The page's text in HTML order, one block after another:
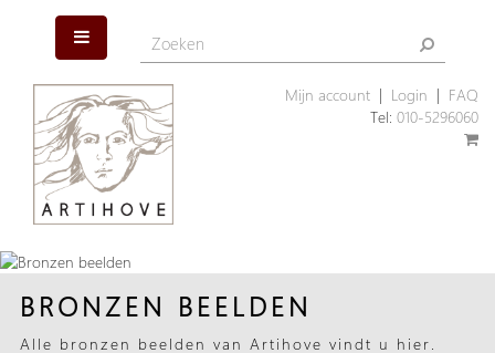
Mijn account| Login
FAQ
Tel: 010-5296060
BRONZEN BEELDEN
Alle bronzen beelden van Artihove vindt u hier.